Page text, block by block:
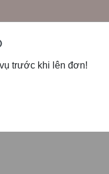
trước khi lên đơn!